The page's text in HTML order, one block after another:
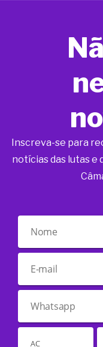
Inscreva-se para
notícias das lutas e